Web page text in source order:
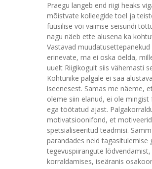
Praegu langeb end riigi heaks
mõistvate kolleegide toel ja
füüsilise või vaimse seisundi
nagu näeb ette alusena ka
Vastavad
erinevate, ma ei oska öelda,
uuelt Riigikogult siis vähemasti
Kohtunike palgale ei saa
iseenesest. Samas me näeme,
oleme siin elanud, ei ole
ega töötatud ajast.
motivatsioonifond, et
spetsialiseeritud teadmisi.
parandades neid tagasitulemise
tegevuspiirangute
korraldamises, iseäranis